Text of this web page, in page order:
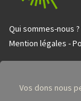
Qui sommes-nous ?
Mention légales -
Vos dons nous